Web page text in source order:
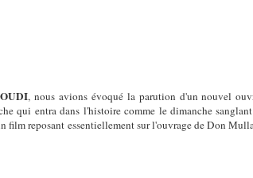
, nous avions évoqué la parution d'un nouvel
qui entra dans l'histoire comme le dimanche
film reposant essentiellement sur l'ouvrage de Don